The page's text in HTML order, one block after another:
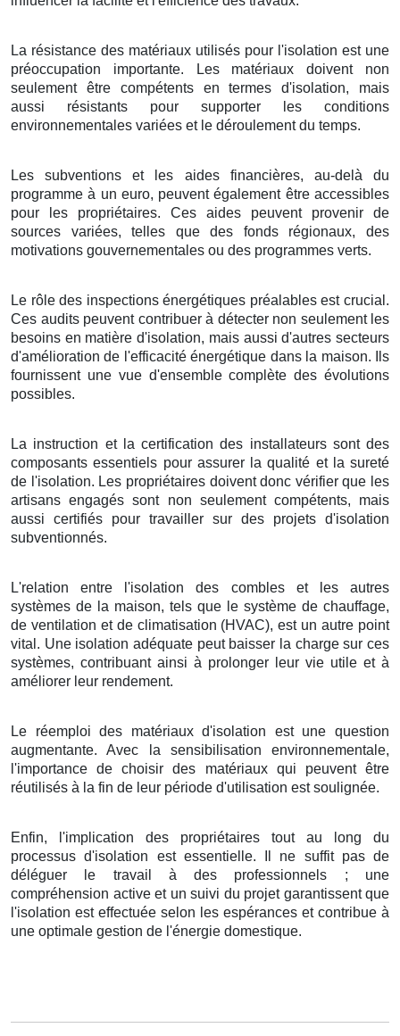
La résistance des matériaux utilisés pour l'isolation est une
préoccupation importante. Les matériaux doivent non
seulement être compétents en termes d'isolation, mais
aussi résistants pour supporter les conditions
environnementales variées et le déroulement du temps.
Les subventions et les aides financières, au-delà du
programme à un euro, peuvent également être accessibles
pour les propriétaires. Ces aides peuvent provenir de
sources variées, telles que des fonds régionaux, des
motivations gouvernementales ou des programmes verts.
Le rôle des inspections énergétiques préalables est crucial.
Ces audits peuvent contribuer à détecter non seulement les
besoins en matière d'isolation, mais aussi d'autres secteurs
d'amélioration de l'efficacité énergétique dans la maison. Ils
fournissent une vue d'ensemble complète des évolutions
possibles.
La instruction et la certification des installateurs sont des
composants essentiels pour assurer la qualité et la sureté
de l'isolation. Les propriétaires doivent donc vérifier que les
artisans engagés sont non seulement compétents, mais
aussi certifiés pour travailler sur des projets d'isolation
subventionnés.
L'relation entre l'isolation des combles et les autres
systèmes de la maison, tels que le système de chauffage,
de ventilation et de climatisation (HVAC), est un autre point
vital. Une isolation adéquate peut baisser la charge sur ces
systèmes, contribuant ainsi à prolonger leur vie utile et à
améliorer leur rendement.
Le réemploi des matériaux d'isolation est une question
augmentante. Avec la sensibilisation environnementale,
l'importance de choisir des matériaux qui peuvent être
réutilisés à la fin de leur période d'utilisation est soulignée.
Enfin, l'implication des propriétaires tout au long du
processus d'isolation est essentielle. Il ne suffit pas de
déléguer le travail à des professionnels ; une
compréhension active et un suivi du projet garantissent que
l'isolation est effectuée selon les espérances et contribue à
une optimale gestion de l'énergie domestique.